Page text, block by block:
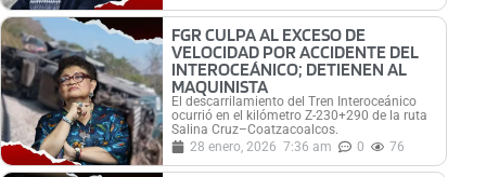
FGR CULPA AL EXCESO DE
VELOCIDAD POR ACCIDENTE DEL
INTEROCEÁNICO; DETIENEN AL
MAQUINISTA
El descarrilamiento del Tren Interoceánico
ocurrió en el kilómetro Z-230+290 de la ruta
Salina Cruz–Coatzacoalcos.
28 enero, 2026 7:36 am 0 76